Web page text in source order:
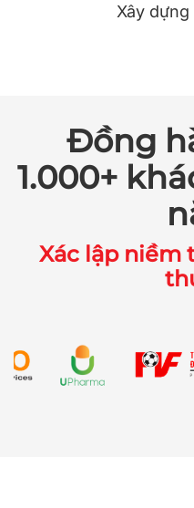
Xây
Đồng
1.000+
Xác lập niềm